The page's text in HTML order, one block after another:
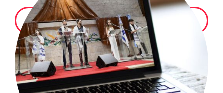
¡Queremos conocerte!